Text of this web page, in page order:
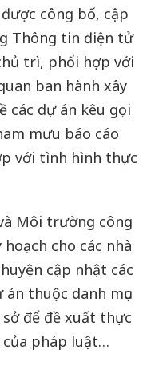
công bố, cập
Thông tin điện tử
trì, phối hợp với
ban hành xây
các dự án kêu gọi
mưu báo cáo
với tình hình thực
Môi trường công
cho các nhà
cập nhật các
thuộc danh mục
để đề xuất thực
pháp luật…